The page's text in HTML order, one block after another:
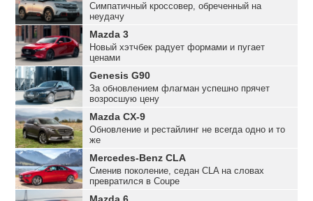
Симпатичный кроссовер, обреченный на
неудачу
Mazda 3
Новый хэтчбек радует формами и пугает
ценами
Genesis G90
За обновлением флагман успешно прячет
возросшую цену
Mazda CX-9
Обновление и рестайлинг не всегда одно и то
же
Mercedes-Benz CLA
Сменив поколение, седан CLA на словах
превратился в Coupe